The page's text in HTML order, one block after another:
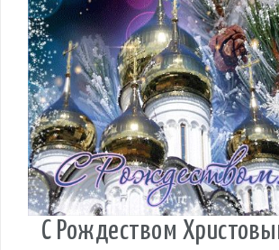
С Рождеством